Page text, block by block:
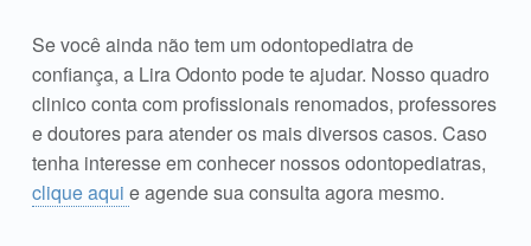
Se você ainda não tem um odontopediatra de
confiança, a Lira Odonto pode te ajudar. Nosso quadro
clinico conta com profissionais renomados, professores
e doutores para atender os mais diversos casos. Caso
tenha interesse em conhecer nossos odontopediatras,
clique aqui e agende sua consulta agora mesmo.